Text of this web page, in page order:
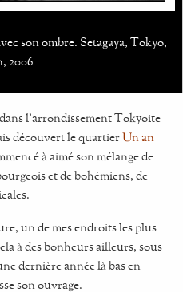
son ombre. Setagaya, Tokyo,
2006
l'arrondissement Tokyoite
découvert le quartierUn an
à aimé son mélange de
et de bohémiens, de
un de mes endroits les plus
à des bonheurs ailleurs, sous
dernière année là bas en
son ouvrage.